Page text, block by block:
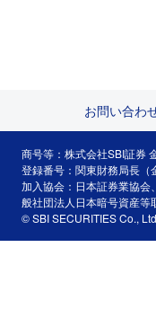
お問い合わ
商号等：株式会社SBI証券
登録番号：関東財務局長（
加入協会：日本証券業協会
般社団法人日本暗号資産等
© SBI SECURITIES Co.,